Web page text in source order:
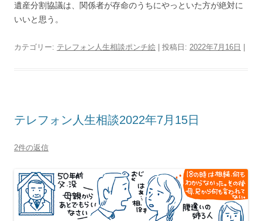
遺産分割協議は、関係者が存命のうちにやっといた方が絶対に
いいと思う。
カテゴリー: テレフォン人生相談ポンチ絵 | 投稿日: 2022年7月16日
テレフォン人生相談2022年7月15日
2件の返信